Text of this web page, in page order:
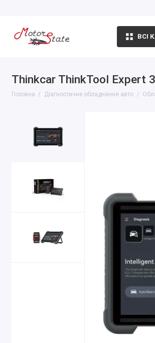
ВСІ
Thinkcar ThinkTool Expert
Головна Діагностичне обладнання авто